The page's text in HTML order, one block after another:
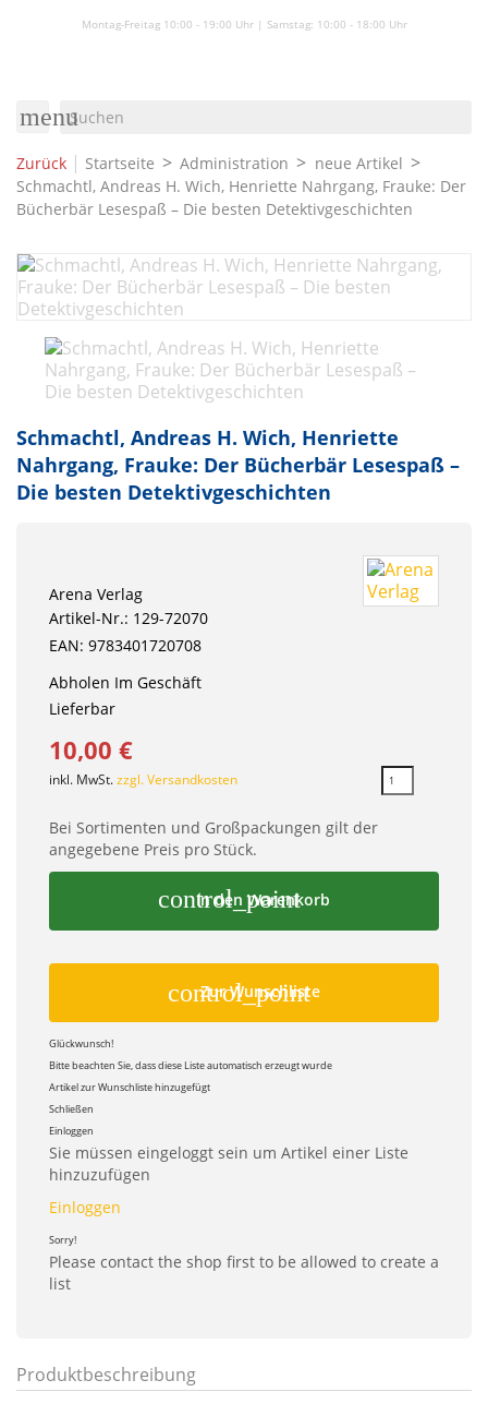
Montag-Freitag 10:00 - 19:00 Uhr | Samstag: 10:00 - 18:00 Uhr
menu
Zurück | Startseite Administration
neue Artikel
Schmachtl, Andreas H. Wich, Henriette Nahrgang, Frauke: Der
Bücherbär Lesespaß – Die besten Detektivgeschichten
Schmachtl, Andreas H. Wich, Henriette
Nahrgang, Frauke: Der Bücherbär Lesespaß –
Die besten Detektivgeschichten
Arena Verlag
Artikel-Nr.: 129-72070
EAN: 9783401720708
Abholen Im Geschäft
Lieferbar
10,00 €
inkl. MwSt.zzgl. Versandkosten
Bei Sortimenten und Großpackungen gilt der
angegebene Preis pro Stück.
control_point
In den Warenkorb
control_point
Zur Wunschliste
Glückwunsch!
Bitte beachten Sie, dass diese Liste automatisch erzeugt wurde
Artikel zur Wunschliste hinzugefügt
Schließen
Einloggen
Sie müssen eingeloggt sein um Artikel einer Liste
hinzuzufügen
Einloggen
Sorry!
Please contact the shop first to be allowed to create a
list
Produktbeschreibung